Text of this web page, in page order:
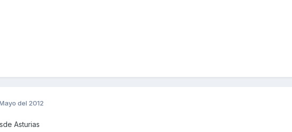
del 2012
Asturias